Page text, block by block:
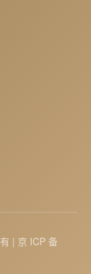
| 京 ICP 备